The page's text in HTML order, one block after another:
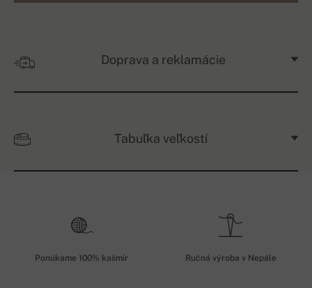
Doprava a reklamácie
Tabuľka veľkostí
Ponúkame 100% kašmír Ručná výroba v Nepále